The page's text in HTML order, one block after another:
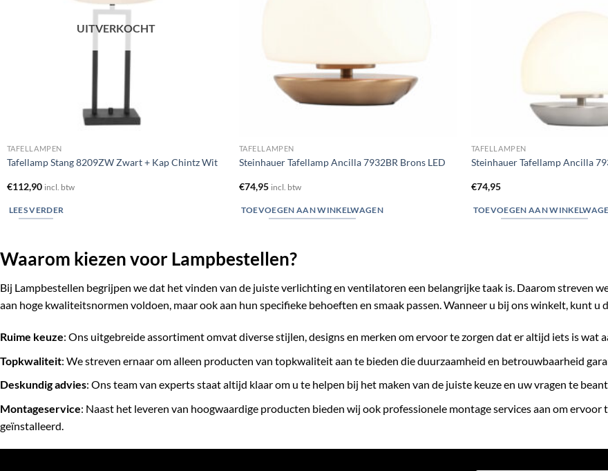
UITVERKOCHT
TAFELLAMPEN
Tafellamp Stang 8209ZW Zwart + Kap Chintz Wit
€112,90 incl. btw
LEES VERDER
TAFELLAMPEN
Steinhauer Tafellamp Ancilla 7932BR Brons LED
€74,95 incl. btw
TOEVOEGEN AAN WINKELWAGEN
TAFELLAMPEN
Steinhauer Tafellamp Ancilla
€74,95
TOEVOEGEN AAN
Waarom kiezen voor Lampbestellen?
Bij Lampbestellen begrijpen we dat het vinden van de juiste verlichting en ventilatoren een belangrijke taak is. Daarom streven
aan hoge kwaliteitsnormen voldoen, maar ook aan hun specifieke behoeften en smaak passen. Wanneer u bij ons winkelt, kunt u
Ruime keuze: Ons uitgebreide assortiment omvat diverse stijlen, designs en merken om ervoor te zorgen dat er altijd iets is wat
Topkwaliteit: We streven ernaar om alleen producten van topkwaliteit aan te bieden die duurzaamheid en betrouwbaarheid
Deskundig advies: Ons team van experts staat altijd klaar om u te helpen bij het maken van de juiste keuze en uw vragen te
Montageservice: Naast het leveren van hoogwaardige producten bieden wij ook professionele montage services aan om
geïnstalleerd.